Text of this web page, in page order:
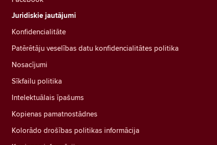
Juridiskie jautājumi
Konfidencialitāte
Patērētāju veselības datu konfidencialitātes politika
Nosacījumi
Sīkfailu politika
Intelektuālais īpašums
Kopienas pamatnostādnes
Kolorādo drošības politikas informācija